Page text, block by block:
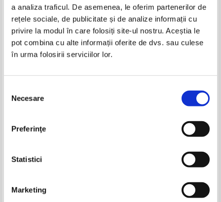
a analiza traficul. De asemenea, le oferim partenerilor de
rețele sociale, de publicitate și de analize informații cu
privire la modul în care folosiți site-ul nostru. Aceștia le
pot combina cu alte informații oferite de dvs. sau culese
în urma folosirii serviciilor lor.
consimțământului
Necesare
Preferinţe
Statistici
Marketing
Oliver Sacks - Muzicofilia.
Povestiri despre muzica si creier
Pret:45,00 Lei
Adaugă în coș
Stephen W. Hawking -
Descifrarea Universului
Pret:48,00Lei 38,40 Lei
Sean Carroll - Marele tot. De la
originea universului si a vietii
Pedro Gomez Carrizo - Cultura
generala in 365 de zile